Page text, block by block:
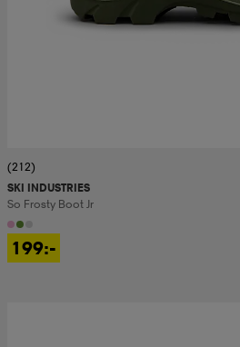
(212)
SKI INDUSTRIES
So Frosty Boot Jr
199:-